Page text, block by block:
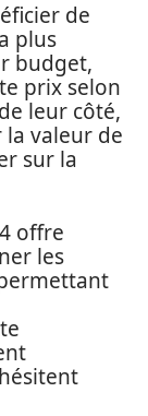
de
plus
budget,
prix selon
leur côté,
valeur de
sur la
offre
les